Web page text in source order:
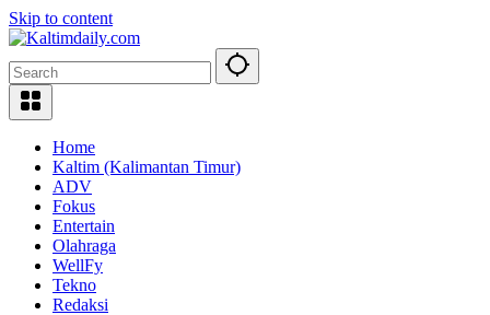
Skip to content
Home
Kaltim (Kalimantan Timur)
ADV
Fokus
Entertain
Olahraga
WellFy
Tekno
Redaksi